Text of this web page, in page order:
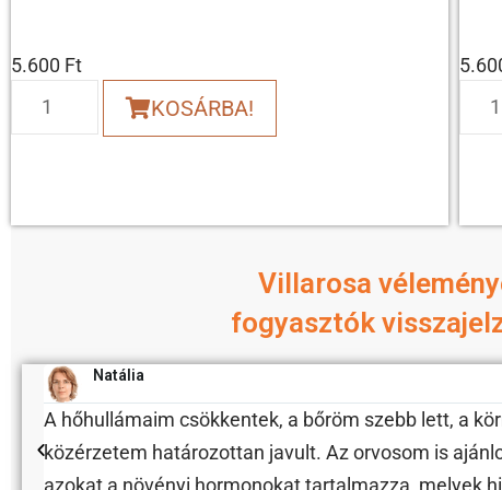
5.600 Ft
KOSÁRBA!
Villarosa
fogyasztók
Natália
A hőhullámaim csökkentek, a bőröm szebb lett, a
közérzetem határozottan javult. Az orvosom is
azokat a növényi hormonokat tartalmazza, melyek